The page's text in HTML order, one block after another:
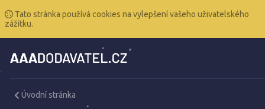
Tato stránka používá cookies na vylepšení vašeho uživatelského
zážitku.
Úvodní stránka